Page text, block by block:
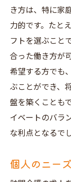
き方は、特に家
力的です。たと
フトを選ぶこと
合った働き方が
希望する方でも
ぶことができ、
盤を築くことも
イベートのバラ
な利点となるで
個人のニー